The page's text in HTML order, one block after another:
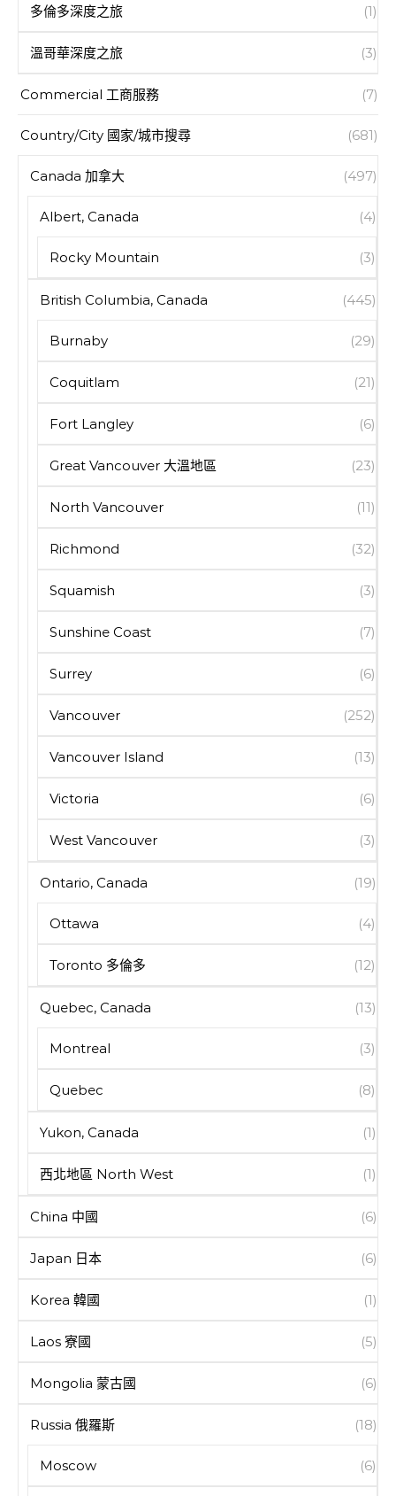
多倫多深度之旅 (1)
溫哥華深度之旅 (3)
Commercial 工商服務 (7)
Country/City 國家/城市搜尋 (681)
Canada 加拿大 (497)
Albert, Canada (4)
Rocky Mountain (3)
British Columbia, Canada (445)
Burnaby (29)
Coquitlam (21)
Fort Langley (6)
Great Vancouver 大溫地區 (23)
North Vancouver (11)
Richmond (32)
Squamish (3)
Sunshine Coast (7)
Surrey (6)
Vancouver (252)
Vancouver Island (13)
Victoria (6)
West Vancouver (3)
Ontario, Canada (19)
Ottawa (4)
Toronto 多倫多 (12)
Quebec, Canada (13)
Montreal (3)
Quebec (8)
Yukon, Canada (1)
西北地區 North West (1)
China 中國 (6)
Japan 日本 (6)
Korea 韓國 (1)
Laos 寮國 (5)
Mongolia 蒙古國 (6)
Russia 俄羅斯 (18)
Moscow (6)